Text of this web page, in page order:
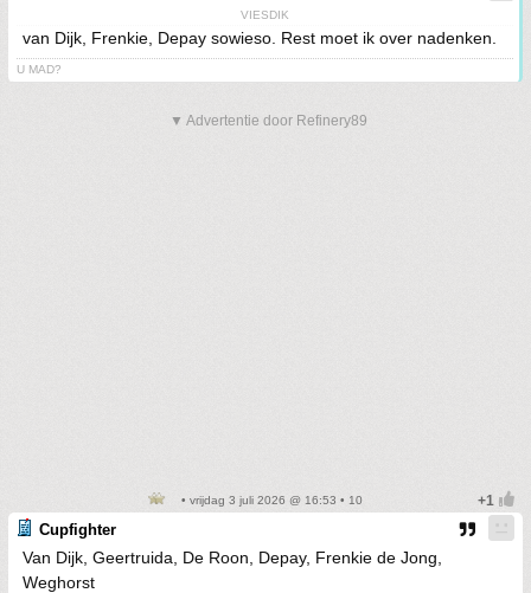
VIESDIK
van Dijk, Frenkie, Depay sowieso. Rest moet ik over nadenken.
U MAD?
▼ Advertentie door Refinery89
• vrijdag 3 juli 2026 @ 16:53 • 10
Cupfighter
Van Dijk, Geertruida, De Roon, Depay, Frenkie de Jong,
Weghorst